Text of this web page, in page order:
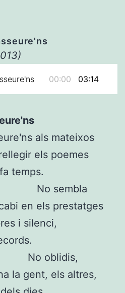
00:00 03:14
als mateixos
els poemes
temps.
en els prestatges
i silenci,
la gent, els altres,